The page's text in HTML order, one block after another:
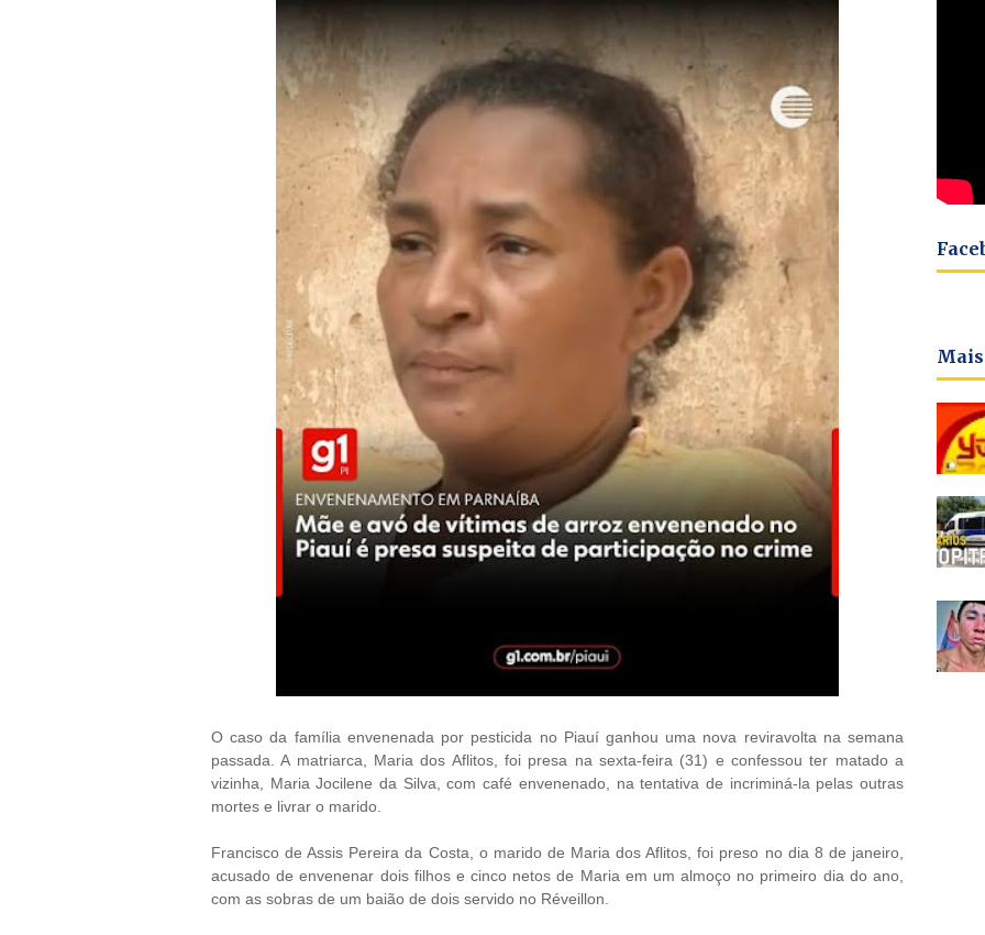
O caso da família envenenada por pesticida no Piauí ganhou uma nova reviravolta na semana
passada. A matriarca, Maria dos Aflitos, foi presa na sexta-feira (31) e confessou ter matado a
vizinha, Maria Jocilene da Silva, com café envenenado, na tentativa de incriminá-la pelas outras
mortes e livrar o marido.
Francisco de Assis Pereira da Costa, o marido de Maria dos Aflitos, foi preso no dia 8 de janeiro,
acusado de envenenar dois filhos e cinco netos de Maria em um almoço no primeiro dia do ano,
com as sobras de um baião de dois servido no Réveillon.